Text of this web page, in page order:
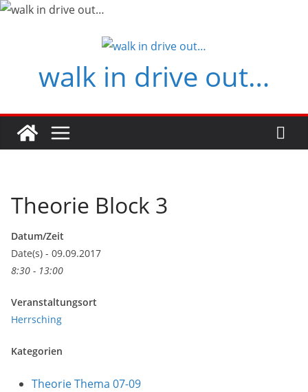
Zum
walk in drive out…
Theorie Block 3
Datum/Zeit
Date(s) - 09.09.2017
8:30 - 13:00
Veranstaltungsort
Herrsching
Kategorien
Theorie Thema 07-09